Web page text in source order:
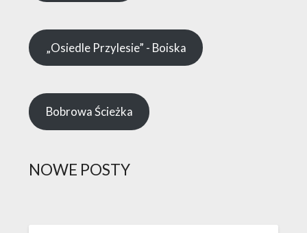
„Osiedle Przylesie” - Boiska
Bobrowa Ścieżka
NOWE POSTY